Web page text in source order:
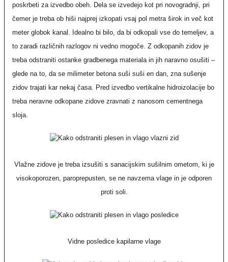
poskrbeti za izvedbo obeh. Dela se izvedejo kot pri novogradnji, pri
čemer je treba ob hiši najprej izkopati vsaj pol metra širok in več kot
meter globok kanal. Idealno bi bilo, da bi odkopali vse do temeljev, a
to zaradi različnih razlogov ni vedno mogoče. Z odkopanih zidov je
treba odstraniti ostanke gradbenega materiala in jih naravno osušiti –
glede na to, da se milimeter betona suši suši en dan, zna sušenje
zidov trajati kar nekaj časa. Pred izvedbo vertikalne hidroizolacije bo
treba neravne odkopane zidove zravnati z nanosom cementnega
sloja.
Vlažne zidove je treba izsušiti s sanacijskim sušilnim ometom, ki je
visokoporozen, paroprepusten, se ne navzema vlage in je odporen
proti soli.
Vidne posledice kapilarne vlage